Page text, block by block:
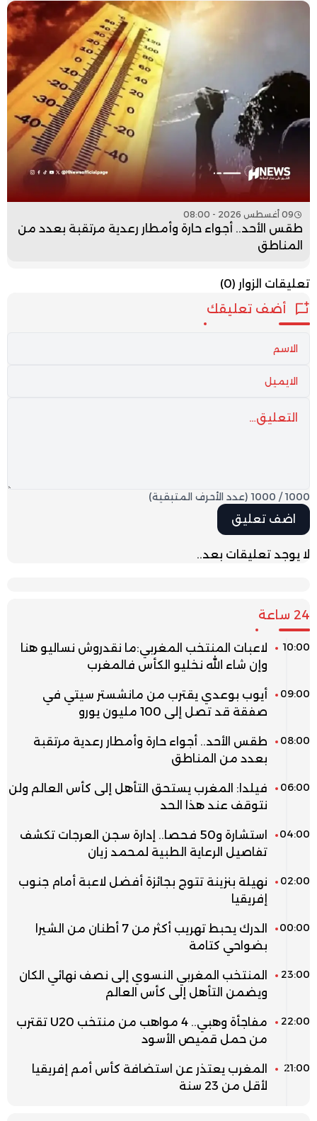
09 أغسطس 2026 - 08:00
طقس الأحد.. أجواء حارة وأمطار رعدية مرتقبة بعدد من
المناطق
تعليقات الزوار (0)
أضف تعليقك
1000
/
1000 (عدد الأحرف المتبقية)
لا يوجد تعليقات بعد..
24 ساعة
10:00
لاعبات المنتخب المغربي:ما نقدروش نساليو هنا
وإن شاء الله نخليو الكأس فالمغرب
09:00
أيوب بوعدي يقترب من مانشستر سيتي في
صفقة قد تصل إلى 100 مليون يورو
08:00
طقس الأحد.. أجواء حارة وأمطار رعدية مرتقبة
بعدد من المناطق
06:00
فيلدا: المغرب يستحق التأهل إلى كأس العالم ولن
نتوقف عند هذا الحد
04:00
استشارة و50 فحصا.. إدارة سجن العرجات تكشف
تفاصيل الرعاية الطبية لمحمد زيان
02:00
نهيلة بنزينة تتوج بجائزة أفضل لاعبة أمام جنوب
إفريقيا
00:00
الدرك يحبط تهريب أكثر من 7 أطنان من الشيرا
بضواحي كتامة
23:00
المنتخب المغربي النسوي إلى نصف نهائي الكان
ويضمن التأهل إلى كأس العالم
22:00
مفاجأة وهبي.. 4 مواهب من منتخب U20 تقترب
من حمل قميص الأسود
21:00
المغرب يعتذر عن استضافة كأس أمم إفريقيا
لأقل من 23 سنة